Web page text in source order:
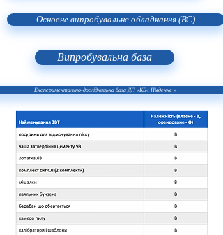
Основне випробувальне обладнання (ВС)
Випробувальна база
Експериментально-дослідницька база ДП «КБ« Південне »